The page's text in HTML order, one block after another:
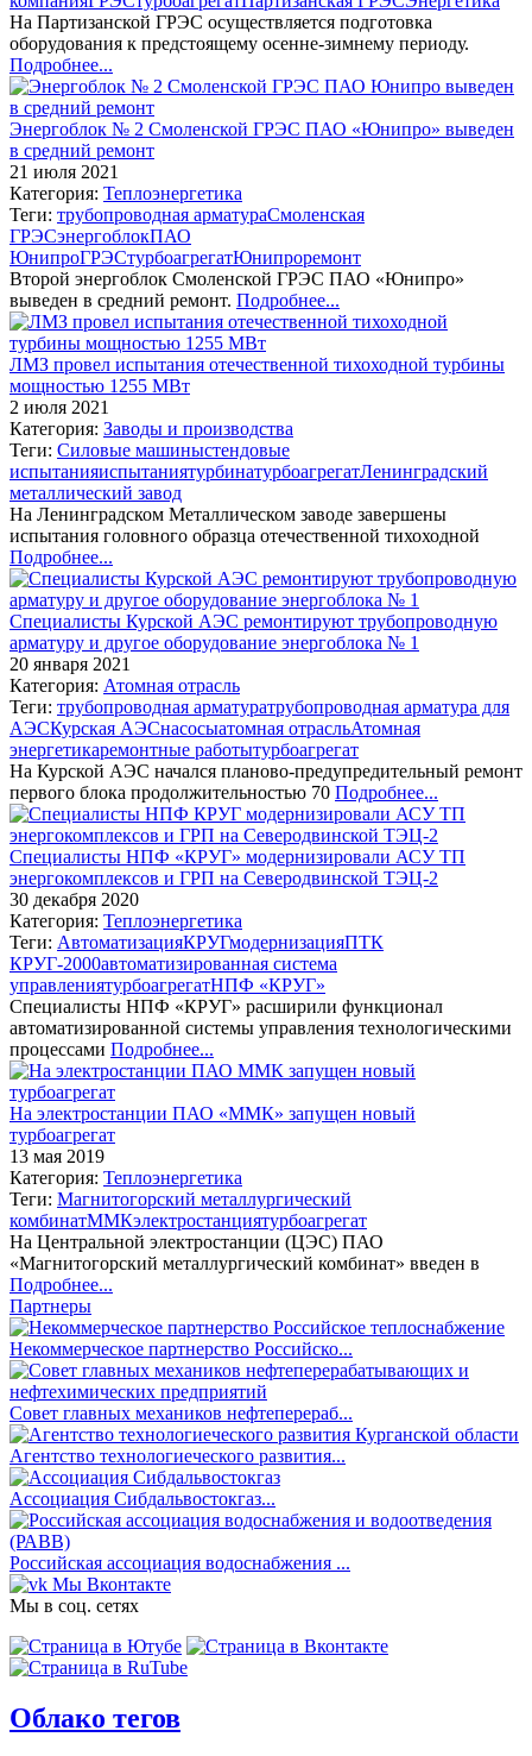
На Партизанской ГРЭС осуществляется подготовка
оборудования к предстоящему осенне-зимнему периоду.
Подробнее...
Энергоблок № 2 Смоленской ГРЭС ПАО «Юнипро» выведен
в средний ремонт
21 июля 2021
Категория: Теплоэнергетика
Теги: трубопроводная арматураСмоленская
ГРЭСэнергоблокПАО
ЮнипроГРЭСтурбоагрегатЮнипроремонт
Второй энергоблок Смоленской ГРЭС ПАО «Юнипро»
выведен в средний ремонт. Подробнее...
ЛМЗ провел испытания отечественной тихоходной турбины
мощностью 1255 МВт
2 июля 2021
Категория: Заводы и производства
Теги: Силовые машиныстендовые
испытанияиспытаниятурбинатурбоагрегатЛенинградский
металлический завод
На Ленинградском Металлическом заводе завершены
испытания головного образца отечественной тихоходной
Подробнее...
Специалисты Курской АЭС ремонтируют трубопроводную
арматуру и другое оборудование энергоблока № 1
20 января 2021
Категория: Атомная отрасль
Теги: трубопроводная арматуратрубопроводная арматура для
АЭСКурская АЭСнасосыатомная отрасльАтомная
энергетикаремонтные работытурбоагрегат
На Курской АЭС начался планово-предупредительный ремонт
первого блока продолжительностью 70 Подробнее...
Специалисты НПФ «КРУГ» модернизировали АСУ ТП
энергокомплексов и ГРП на Северодвинской ТЭЦ-2
30 декабря 2020
Категория: Теплоэнергетика
Теги: АвтоматизацияКРУГмодернизацияПТК
КРУГ-2000автоматизированная система
управлениятурбоагрегатНПФ «КРУГ»
Специалисты НПФ «КРУГ» расширили функционал
автоматизированной системы управления технологическими
процессами Подробнее...
На электростанции ПАО «ММК» запущен новый
турбоагрегат
13 мая 2019
Категория: Теплоэнергетика
Теги: Магнитогорский металлургический
комбинатММКэлектростанциятурбоагрегат
На Центральной электростанции (ЦЭС) ПАО
«Магнитогорский металлургический комбинат» введен в
Подробнее...
Партнеры
Некоммерческое партнерство Российско...
Совет главных механиков нефтеперераб...
Агентство технологиеческого развития...
Ассоциация Сибдальвостокгаз...
Российская ассоциация водоснабжения ...
Мы Вконтакте
Мы в соц. сетях
Облако тегов